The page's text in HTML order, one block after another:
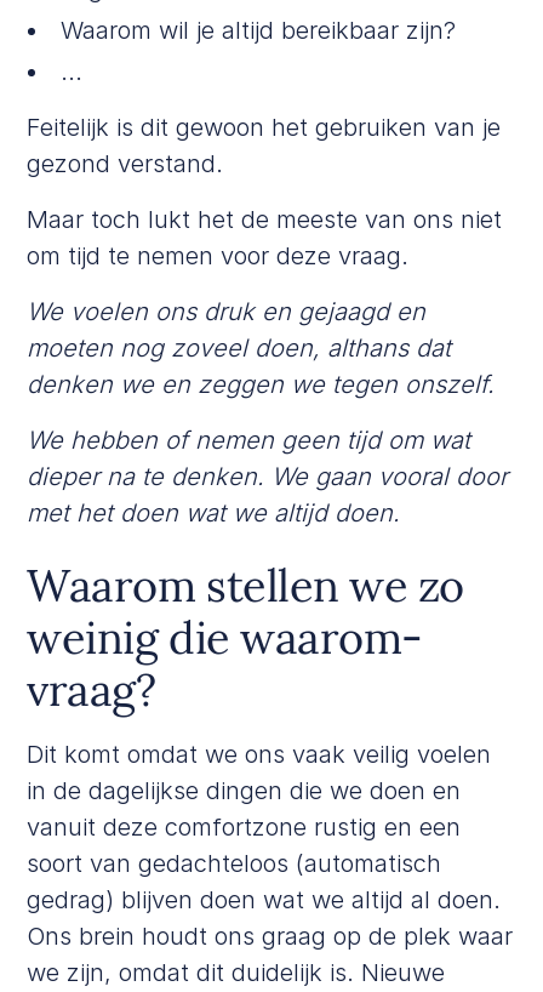
Waarom wil je altijd bereikbaar zijn?
...
Feitelijk is dit gewoon het gebruiken van je
gezond verstand.
Maar toch lukt het de meeste van ons niet
om tijd te nemen voor deze vraag.
We voelen ons druk en gejaagd en
moeten nog zoveel doen, althans dat
denken we en zeggen we tegen onszelf.
We hebben of nemen geen tijd om wat
dieper na te denken. We gaan vooral door
met het doen wat we altijd doen.
Waarom stellen we zo
weinig die waarom-
vraag?
Dit komt omdat we ons vaak veilig voelen
in de dagelijkse dingen die we doen en
vanuit deze comfortzone rustig en een
soort van gedachteloos (automatisch
gedrag) blijven doen wat we altijd al doen.
Ons brein houdt ons graag op de plek waar
we zijn, omdat dit duidelijk is. Nieuwe